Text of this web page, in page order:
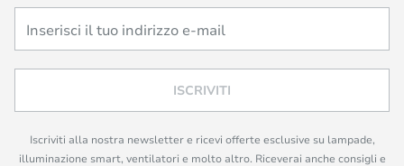
ISCRIVITI
Iscriviti alla nostra newsletter e ricevi offerte esclusive su lampade,
illuminazione smart, ventilatori e molto altro. Riceverai anche consigli e